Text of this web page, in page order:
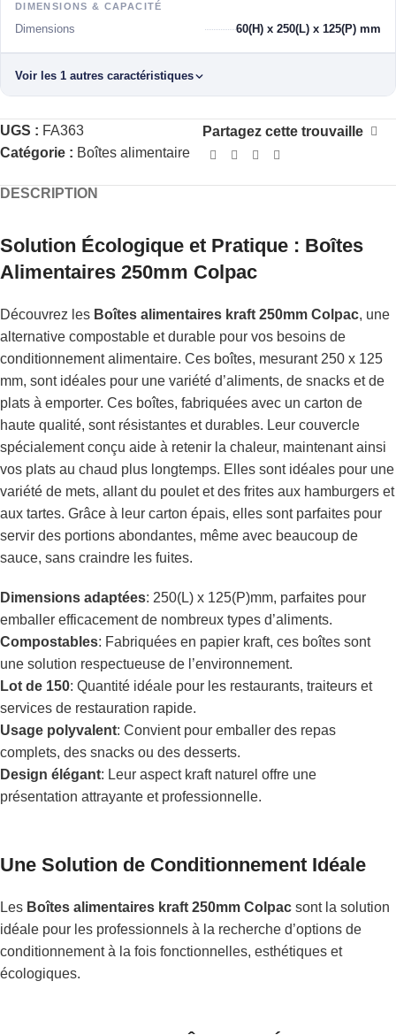
DIMENSIONS & CAPACITÉ
Dimensions 60(H) x 250(L) x 125(P) mm
Voir les 1 autres caractéristiques
UGS : FA363
Catégorie : Boîtes alimentaire
Partagez cette trouvaille
DESCRIPTION
Solution Écologique et Pratique : Boîtes
Alimentaires 250mm Colpac
Découvrez les Boîtes alimentaires kraft 250mm Colpac, une
alternative compostable et durable pour vos besoins de
conditionnement alimentaire. Ces boîtes, mesurant 250 x 125
mm, sont idéales pour une variété d’aliments, de snacks et de
plats à emporter. Ces boîtes, fabriquées avec un carton de
haute qualité, sont résistantes et durables. Leur couvercle
spécialement conçu aide à retenir la chaleur, maintenant ainsi
vos plats au chaud plus longtemps. Elles sont idéales pour une
variété de mets, allant du poulet et des frites aux hamburgers et
aux tartes. Grâce à leur carton épais, elles sont parfaites pour
servir des portions abondantes, même avec beaucoup de
sauce, sans craindre les fuites.
Dimensions adaptées: 250(L) x 125(P)mm, parfaites pour
emballer efficacement de nombreux types d’aliments.
Compostables: Fabriquées en papier kraft, ces boîtes sont
une solution respectueuse de l’environnement.
Lot de 150: Quantité idéale pour les restaurants, traiteurs et
services de restauration rapide.
Usage polyvalent: Convient pour emballer des repas
complets, des snacks ou des desserts.
Design élégant: Leur aspect kraft naturel offre une
présentation attrayante et professionnelle.
Une Solution de Conditionnement Idéale
Les Boîtes alimentaires kraft 250mm Colpac sont la solution
idéale pour les professionnels à la recherche d’options de
conditionnement à la fois fonctionnelles, esthétiques et
écologiques.